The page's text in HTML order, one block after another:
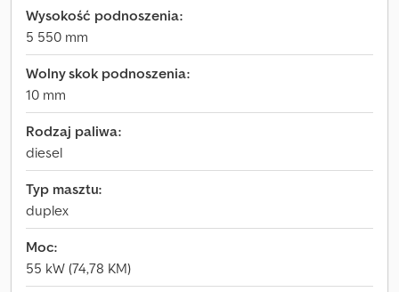
Wysokość podnoszenia:
5 550 mm
Wolny skok podnoszenia:
10 mm
Rodzaj paliwa:
diesel
Typ masztu:
duplex
Moc:
55 kW (74,78 KM)